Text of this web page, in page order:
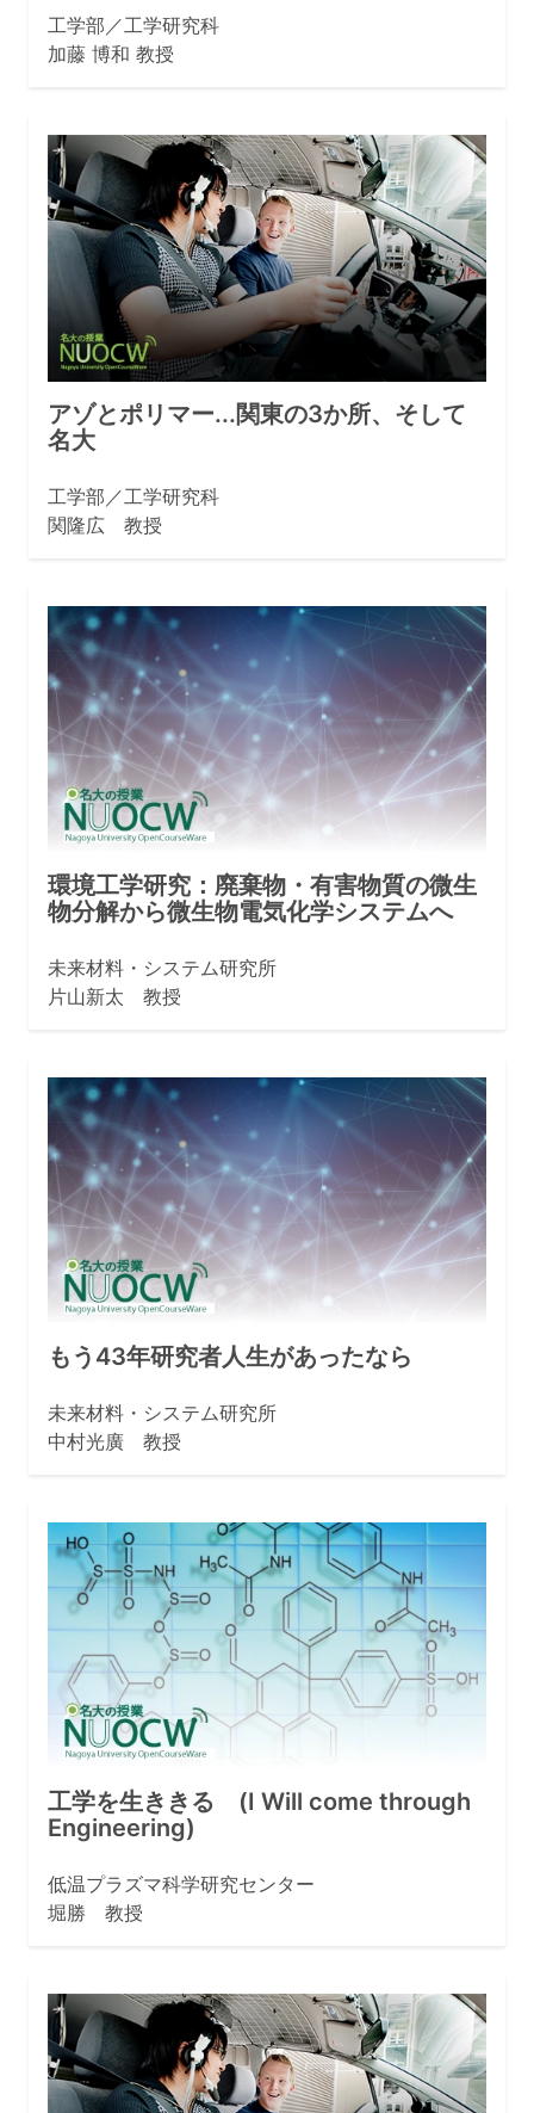
工学部／工学研究科
加藤 博和 教授
アゾとポリマー...関東の3か所、そして
名大
工学部／工学研究科
関隆広 教授
環境工学研究：廃棄物・有害物質の微生
物分解から微生物電気化学システムへ
未来材料・システム研究所
片山新太 教授
もう43年研究者人生があったなら
未来材料・システム研究所
中村光廣 教授
工学を生ききる (I Will come through
Engineering)
低温プラズマ科学研究センター
堀勝 教授